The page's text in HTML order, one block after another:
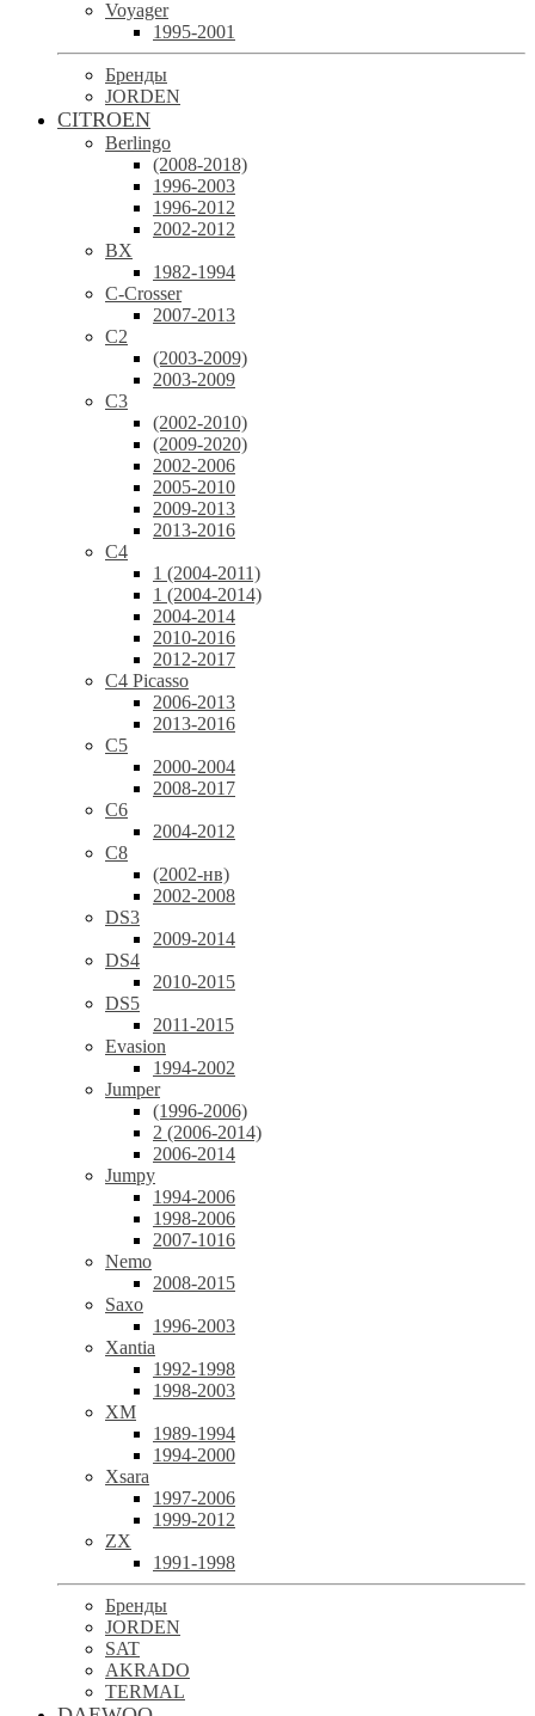
Voyager
1995-2001
Бренды
JORDEN
CITROEN
Berlingo
(2008-2018)
1996-2003
1996-2012
2002-2012
BX
1982-1994
C-Crosser
2007-2013
C2
(2003-2009)
2003-2009
C3
(2002-2010)
(2009-2020)
2002-2006
2005-2010
2009-2013
2013-2016
C4
1 (2004-2011)
1 (2004-2014)
2004-2014
2010-2016
2012-2017
C4 Picasso
2006-2013
2013-2016
C5
2000-2004
2008-2017
C6
2004-2012
C8
(2002-нв)
2002-2008
DS3
2009-2014
DS4
2010-2015
DS5
2011-2015
Evasion
1994-2002
Jumper
(1996-2006)
2 (2006-2014)
2006-2014
Jumpy
1994-2006
1998-2006
2007-1016
Nemo
2008-2015
Saxo
1996-2003
Xantia
1992-1998
1998-2003
XM
1989-1994
1994-2000
Xsara
1997-2006
1999-2012
ZX
1991-1998
Бренды
JORDEN
SAT
AKRADO
TERMAL